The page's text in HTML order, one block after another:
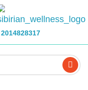
2014828317